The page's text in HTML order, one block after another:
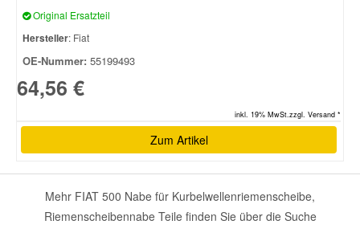
Original Ersatzteil
Hersteller: Fiat
OE-Nummer: 55199493
64,56 €
inkl. 19% MwSt.zzgl. Versand *
Zum Artikel
Mehr FIAT 500 Nabe für Kurbelwellenriemenscheibe,
Riemenscheibennabe Teile finden Sie über die Suche